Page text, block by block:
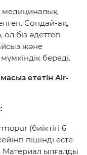
медициналық
Сондай-ақ,
біз әдеттегі
және
береді.
ететін Air-
(биіктігі 6
пішінді есте
Материал ылғалды